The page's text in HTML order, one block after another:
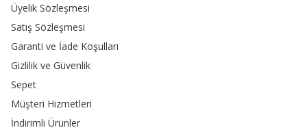
Üyelik Sözleşmesi
Satış Sözleşmesi
Garanti ve İade Koşulları
Gizlilik ve Güvenlik
Sepet
Müşteri Hizmetleri
İndirimli Ürünler